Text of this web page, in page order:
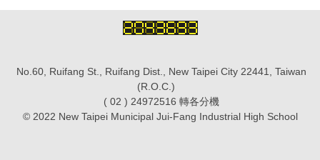
No.60, Ruifang St., Ruifang Dist., New Taipei City 22441, Taiwan
(R.O.C.)
( 02 ) 24972516 轉各分機
© 2022 New Taipei Municipal Jui-Fang Industrial High School